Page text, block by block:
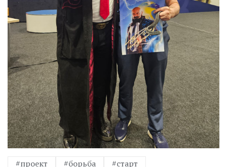
#проект #борьба #старт